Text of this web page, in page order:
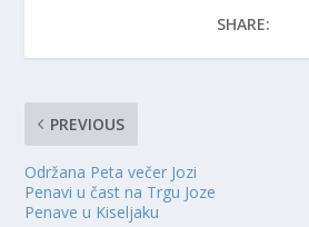
SHARE:
PREVIOUS
Održana Peta večer Jozi
Penavi u čast na Trgu Joze
Penave u Kiseljaku